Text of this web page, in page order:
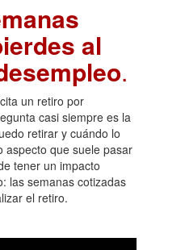
al
.
un retiro por
casi siempre es la
retirar y cuándo lo
aspecto que suele pasar
tener un impacto
las semanas cotizadas
el retiro.